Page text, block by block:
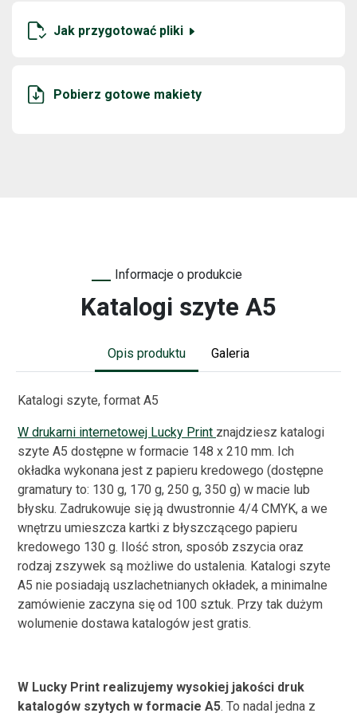
Jak przygotować pliki
Pobierz gotowe makiety
Informacje o produkcie
Katalogi szyte A5
Opis produktu Galeria
Katalogi szyte, format A5
W drukarni internetowej Lucky Print znajdziesz katalogi
szyte A5 dostępne w formacie 148 x 210 mm. Ich
okładka wykonana jest z papieru kredowego (dostępne
gramatury to: 130 g, 170 g, 250 g, 350 g) w macie lub
błysku. Zadrukowuje się ją dwustronnie 4/4 CMYK, a we
wnętrzu umieszcza kartki z błyszczącego papieru
kredowego 130 g. Ilość stron, sposób zszycia oraz
rodzaj zszywek są możliwe do ustalenia. Katalogi szyte
A5 nie posiadają uszlachetnianych okładek, a minimalne
zamówienie zaczyna się od 100 sztuk. Przy tak dużym
wolumenie dostawa katalogów jest gratis.
W Lucky Print realizujemy wysokiej jakości druk
katalogów szytych w formacie A5. To nadal jedna z